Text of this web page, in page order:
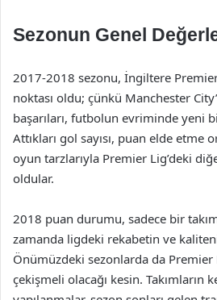
Sezonun Genel
2017-2018 sezonu, İngiltere
noktası oldu; çünkü Manchester
başarıları, futbolun evriminde yeni
Attıkları gol sayısı, puan elde etme
oyun tarzlarıyla Premier Lig’deki
oldular.
2018 puan durumu, sadece bir
zamanda ligdeki rekabetin ve
Önümüzdeki sezonlarda da Premier
çekişmeli olacağı kesin. Takımların